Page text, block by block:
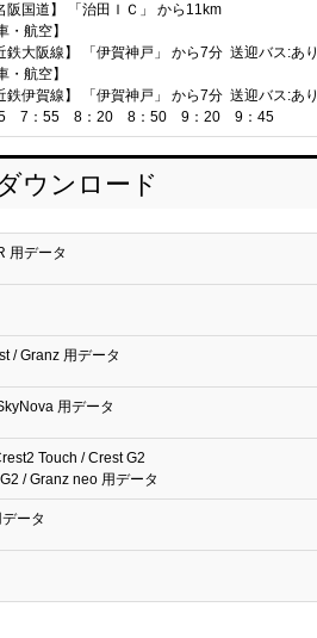
阪国道】 「治田ＩＣ」 から11km
・航空】
鉄大阪線】 「伊賀神戸」 から7分 送迎バス:あり
・航空】
鉄伊賀線】 「伊賀神戸」 から7分 送迎バス:あり
7：55 8：20 8：50 9：20 9：45
ウンロード
用データ
/ Granz 用データ
用データ
Touch / Crest G2
/ Granz neo 用データ
ータ